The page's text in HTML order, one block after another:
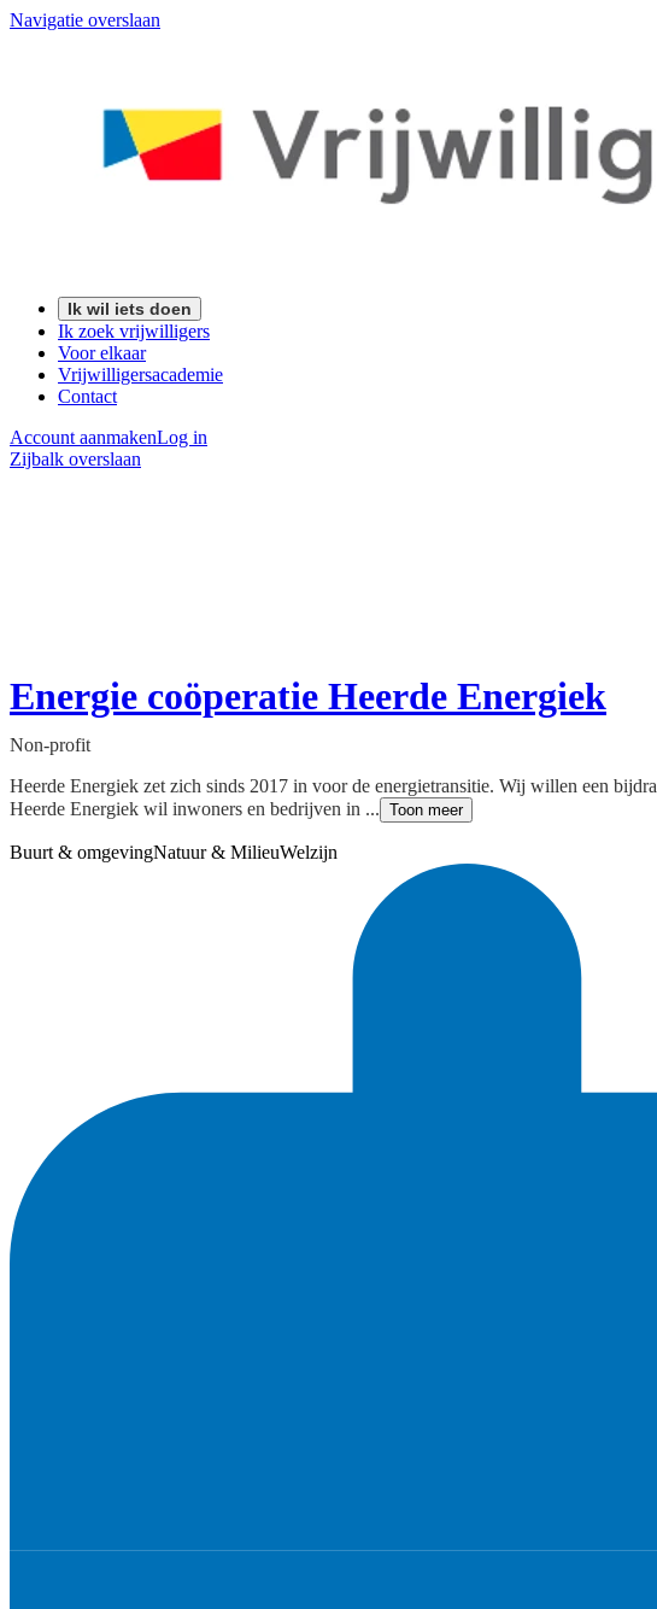
Navigatie overslaan
Ik wil iets doen
Ik zoek vrijwilligers
Voor elkaar
Vrijwilligersacademie
Contact
Account aanmakenLog in
Zijbalk overslaan
Energie coöperatie Heerde Energiek
Non-profit
Heerde Energiek zet zich sinds 2017 in voor de energietransitie. Wij willen een
Heerde Energiek wil inwoners en bedrijven in ... Toon meer
Buurt & omgevingNatuur & MilieuWelzijn